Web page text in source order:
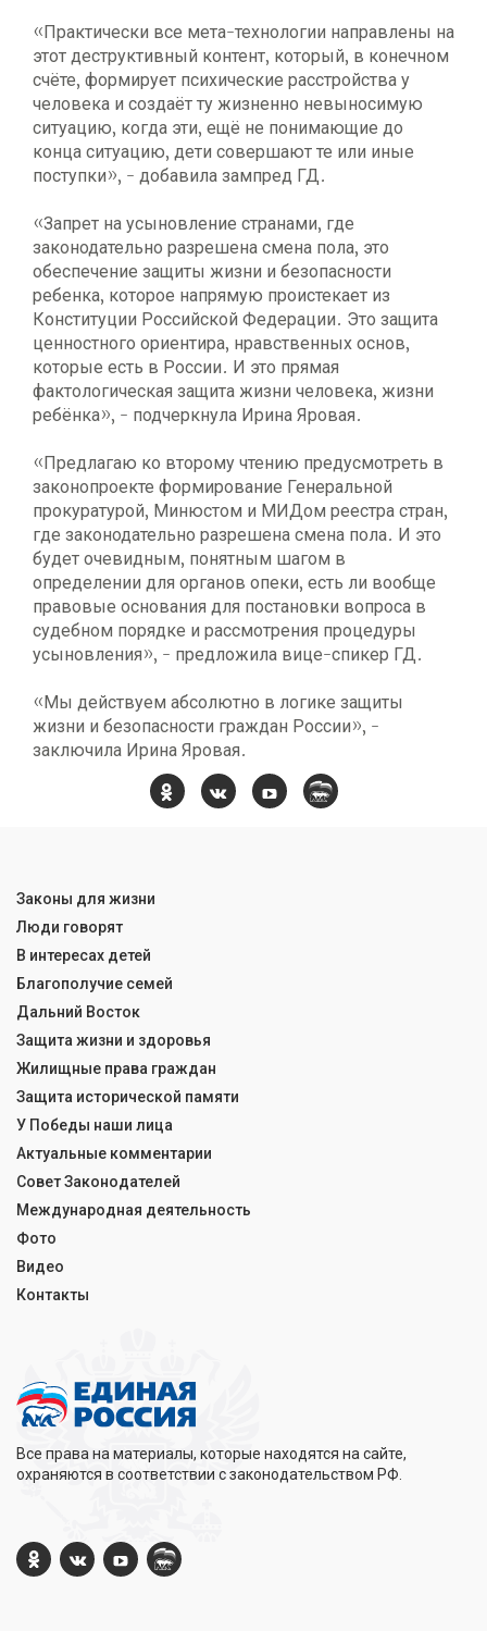
«Практически все мета-технологии направлены на
этот деструктивный контент, который, в конечном
счёте, формирует психические расстройства у
человека и создаёт ту жизненно невыносимую
ситуацию, когда эти, ещё не понимающие до
конца ситуацию, дети совершают те или иные
поступки», - добавила зампред ГД.
«Запрет на усыновление странами, где
законодательно разрешена смена пола, это
обеспечение защиты жизни и безопасности
ребенка, которое напрямую проистекает из
Конституции Российской Федерации. Это защита
ценностного ориентира, нравственных основ,
которые есть в России. И это прямая
фактологическая защита жизни человека, жизни
ребёнка», - подчеркнула Ирина Яровая.
«Предлагаю ко второму чтению предусмотреть в
законопроекте формирование Генеральной
прокуратурой, Минюстом и МИДом реестра стран,
где законодательно разрешена смена пола. И это
будет очевидным, понятным шагом в
определении для органов опеки, есть ли вообще
правовые основания для постановки вопроса в
судебном порядке и рассмотрения процедуры
усыновления», - предложила вице-спикер ГД.
«Мы действуем абсолютно в логике защиты
жизни и безопасности граждан России», -
заключила Ирина Яровая.
Все права на материалы, которые находятся на сайте,
охраняются в соответствии с законодательством РФ.
Законы для жизни
Люди говорят
В интересах детей
Благополучие семей
Дальний Восток
Защита жизни и здоровья
Жилищные права граждан
Защита исторической памяти
У Победы наши лица
Актуальные комментарии
Совет Законодателей
Международная деятельность
Фото
Видео
Контакты